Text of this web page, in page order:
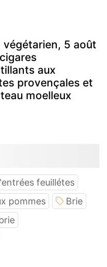
végétarien, 5 août
aux
provençales et
moelleux
feuillétes
pommes
Brie